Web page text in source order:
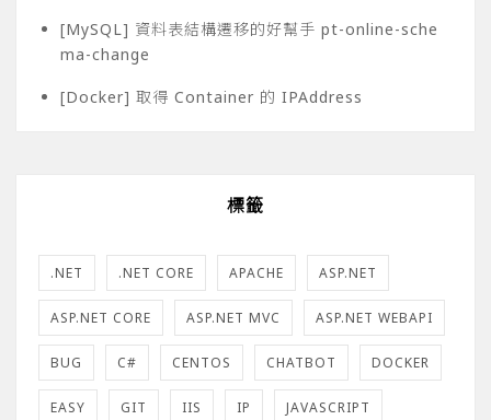
[MySQL] 資料表結構遷移的好幫手 pt-online-sche
ma-change
[Docker] 取得 Container 的 IPAddress
標籤
.NET .NET CORE APACHE ASP.NET
ASP.NET CORE ASP.NET MVC ASP.NET WEBAPI
BUG C# CENTOS CHATBOT DOCKER
EASY GIT IIS IP JAVASCRIPT